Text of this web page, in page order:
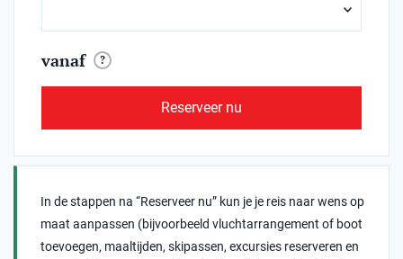
vanaf ?
Reserveer nu
In de stappen na “Reserveer nu” kun je je reis naar wens op
maat aanpassen (bijvoorbeeld vluchtarrangement of boot
toevoegen, maaltijden, skipassen, excursies reserveren en